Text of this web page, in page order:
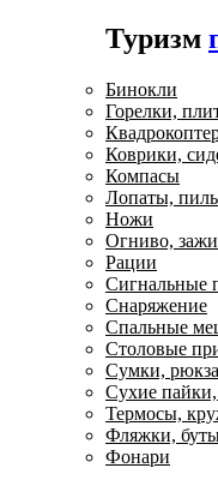
Туризм
Бинокли
Горелки,
Коврики,
Компасы
Лопаты,
Ножи
Огниво,
Рации
Сигнальные
Снаряжение
Спальные
Столовые
Сумки,
Сухие
Термосы,
Фляжки,
Фонари